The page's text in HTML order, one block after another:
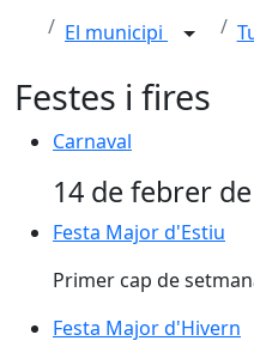
El municipi
Festes i fires
Carnaval
Carnaval
14 de febrer
Festa Major d'Estiu
Festa Major d'Estiu
Primer cap de
Festa Major d'Hivern
Festa Major d'Hivern